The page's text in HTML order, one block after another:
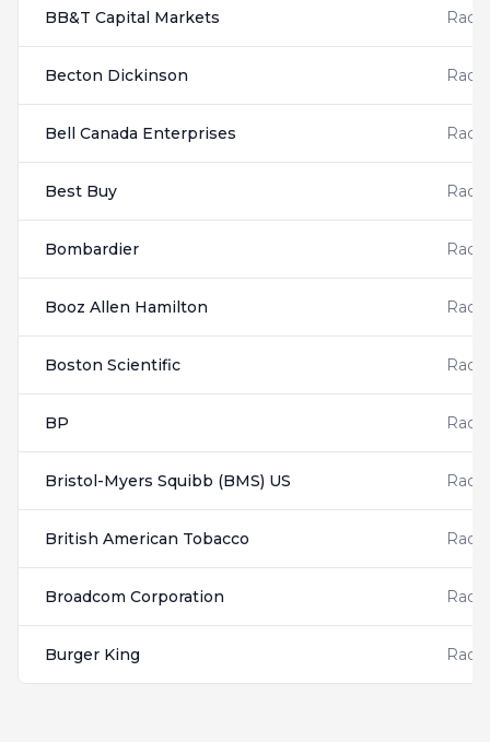
BB&T Capital Markets
Becton Dickinson
Bell Canada Enterprises
Best Buy
Bombardier
Booz Allen Hamilton
Boston Scientific
BP
Bristol-Myers Squibb (BMS) US
British American Tobacco
Broadcom Corporation
Burger King